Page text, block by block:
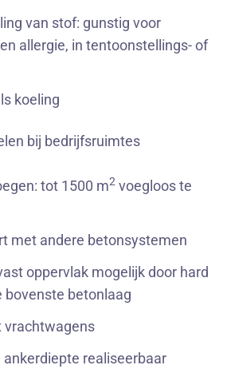
van stof: gunstig voor
allergie, in tentoonstellings- of
koeling
bij bedrijfsruimtes
tot 1500 m2 voegloos te
met andere betonsystemen
oppervlak mogelijk door hard
bovenste betonlaag
vrachtwagens
ankerdiepte realiseerbaar